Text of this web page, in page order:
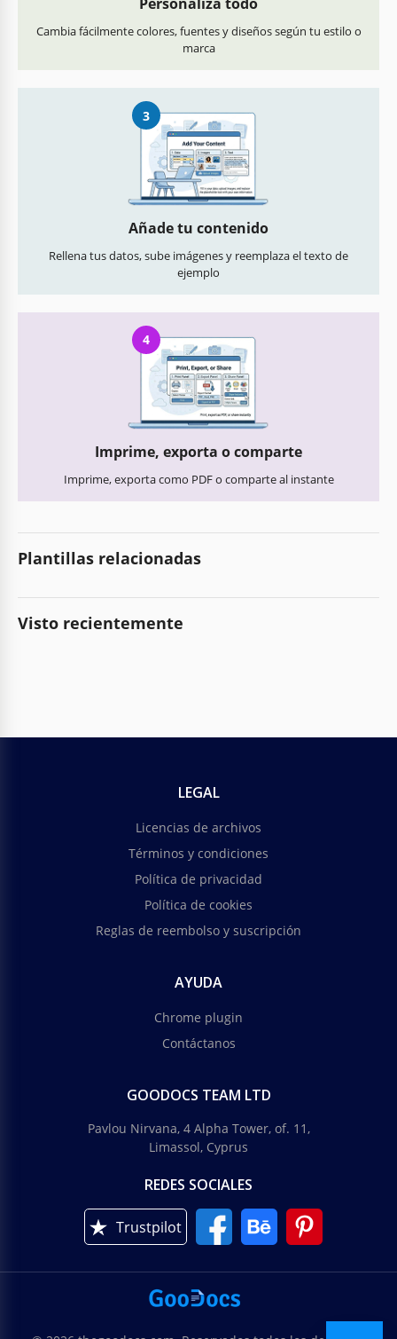
Personaliza todo
Cambia fácilmente colores, fuentes y diseños según tu estilo o
marca
3
Añade tu contenido
Rellena tus datos, sube imágenes y reemplaza el texto de
ejemplo
4
Imprime, exporta o comparte
Imprime, exporta como PDF o comparte al instante
Plantillas relacionadas
Visto recientemente
LEGAL
Licencias de archivos
Términos y condiciones
Política de privacidad
Política de cookies
Reglas de reembolso y suscripción
AYUDA
Chrome plugin
Contáctanos
GOODOCS TEAM LTD
Pavlou Nirvana, 4 Alpha Tower, of. 11,
Limassol, Cyprus
REDES SOCIALES
Trustpilot